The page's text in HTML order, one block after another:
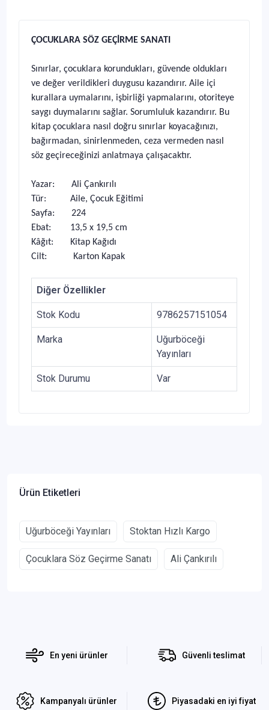
ÇOCUKLARA SÖZ GEÇİRME SANATI
Sınırlar, çocuklara korundukları, güvende oldukları
ve değer verildikleri duygusu kazandırır. Aile içi
kurallara uymalarını, işbirliği yapmalarını, otoriteye
saygı duymalarını sağlar. Sorumluluk kazandırır. Bu
kitap çocuklara nasıl doğru sınırlar koyacağınızı,
bağırmadan, sinirlenmeden, ceza vermeden nasıl
söz geçireceğinizi anlatmaya çalışacaktır.
Yazar: Ali Çankırılı
Tür: Aile, Çocuk Eğitimi
Sayfa: 224
Ebat: 13,5 x 19,5 cm
Kâğıt: Kitap Kağıdı
Cilt: Karton Kapak
Diğer Özellikler
Stok Kodu 9786257151054
Marka
Uğurböceği
Yayınları
Stok Durumu Var
Ürün Etiketleri
Uğurböceği Yayınları Stoktan Hızlı Kargo
Çocuklara Söz Geçirme Sanatı Ali Çankırılı
En yeni ürünler Güvenli teslimat
Kampanyalı ürünler Piyasadaki en iyi fiyat